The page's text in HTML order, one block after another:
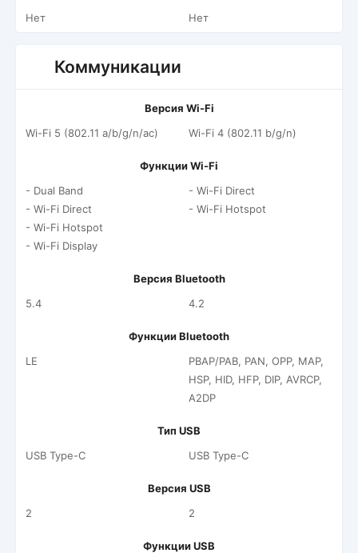
Нет
Нет
Коммуникации
Версия Wi-Fi
Wi-Fi 5 (802.11 a/b/g/n/ac)
Wi-Fi 4 (802.11 b/g/n)
Функции Wi-Fi
- Dual Band
- Wi-Fi Direct
- Wi-Fi Hotspot
- Wi-Fi Display
- Wi-Fi Direct
- Wi-Fi Hotspot
Версия Bluetooth
5.4
4.2
Функции Bluetooth
LE
PBAP/PAB, PAN, OPP, MAP,
HSP, HID, HFP, DIP, AVRCP,
A2DP
Тип USB
USB Type-C
USB Type-C
Версия USB
2
2
Функции USB